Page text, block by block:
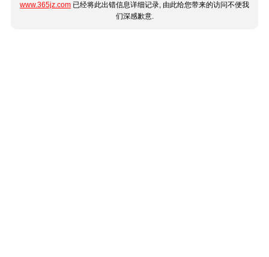
www.365jz.com 已经将此出错信息详细记录, 由此给您带来的访问不便我
们深感歉意.